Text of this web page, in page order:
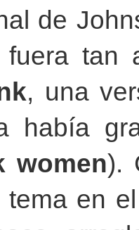
de
tan
, una
había
women).
tema en